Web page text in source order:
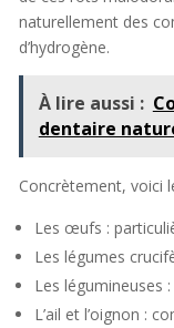
naturellement des
d’hydrogène.
À lire aussi :
dentaire
Concrètement, voici
Les œufs :
Les légumes
Les légumineuses
L’ail et l’oignon :